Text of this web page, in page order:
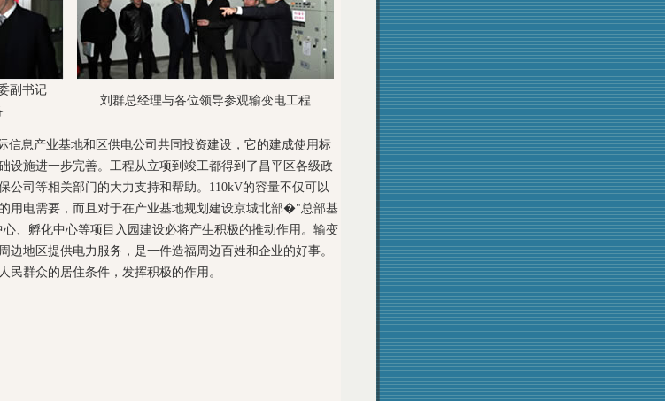
副书记
刘群总经理与各位领导参观输变电工程
息产业基地和区供电公司共同投资建设，它的建成使用标
设施进一步完善。工程从立项到竣工都得到了昌平区各级政
公司等相关部门的大力支持和帮助。110kV的容量不仅可以
用电需要，而且对于在产业基地规划建设京城北部�"总部基
、孵化中心等项目入园建设必将产生积极的推动作用。输变
边地区提供电力服务，是一件造福周边百姓和企业的好事。
民群众的居住条件，发挥积极的作用。